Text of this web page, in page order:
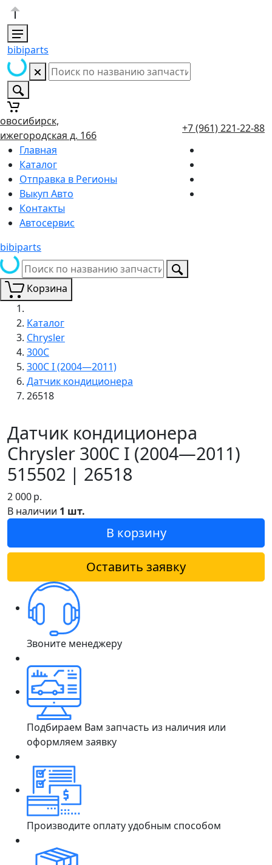
bibiparts
д. 166
+7 (961) 221-22-88
Главная
Каталог
Отправка в Регионы
Выкуп Авто
Контакты
Автосервис
bibiparts
Корзина
Каталог
Chrysler
300C
300C I (2004—2011)
Датчик кондиционера
26518
Датчик кондиционера
Chrysler 300C I (2004—2011)
515502 | 26518
2 000р.
В наличии 1 шт.
В корзину
Оставить заявку
Звоните менеджеру
Подбираем Вам запчасть из наличия или
оформляем заявку
Производите оплату удобным способом